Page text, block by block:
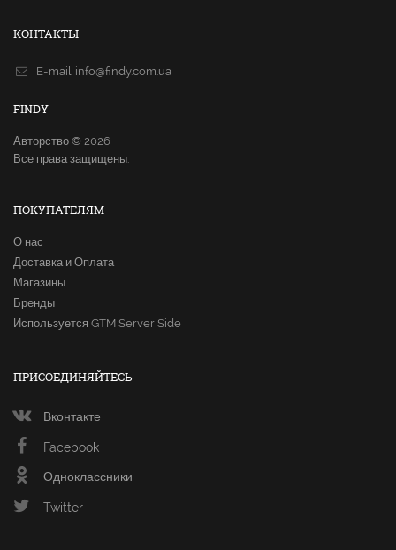
КОНТАКТЫ
E-mail. info@findy.com.ua
FINDY
Авторство © 2026
Все права защищены.
ПОКУПАТЕЛЯМ
О нас
Доставка и Оплата
Магазины
Бренды
Используется GTM Server Side
ПРИСОЕДИНЯЙТЕСЬ
Вконтакте
Facebook
Одноклассники
Twitter